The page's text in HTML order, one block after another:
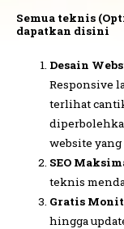
Semua teknis
dapatkan disini
Desain
Responsive
terlihat
website
SEO
teknis
Gratis
hingga